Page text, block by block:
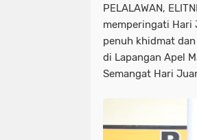
PELALAWAN,
memperingati Hari
penuh khidmat
di Lapangan Apel
Semangat Hari